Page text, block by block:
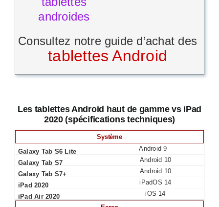
Consultez notre guide d’achat des
tablettes Android
Les tablettes Android haut de gamme vs iPad
2020 (spécifications techniques)
Système
Android 9
Android 10
Android 10
iPadOS 14
iOS 14